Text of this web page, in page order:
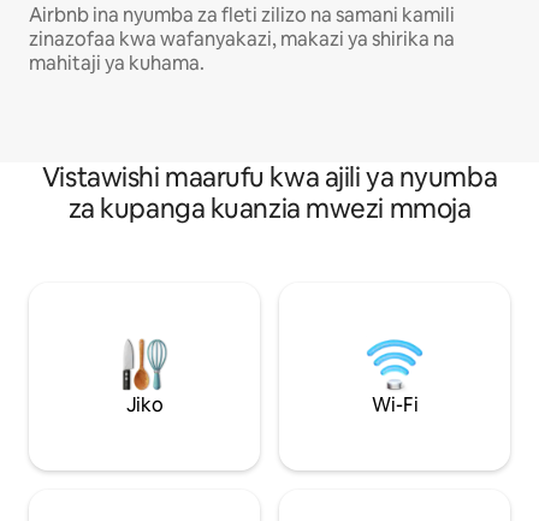
Airbnb ina nyumba za fleti zilizo na samani kamili
zinazofaa kwa wafanyakazi, makazi ya shirika na
mahitaji ya kuhama.
Vistawishi maarufu kwa ajili ya nyumba
za kupanga kuanzia mwezi mmoja
Jiko Wi-Fi